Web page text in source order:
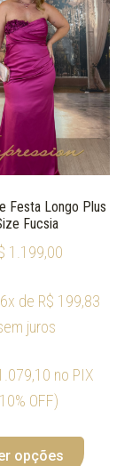
Festa Longo Plus
Fucsia
1.199,00
de R$ 199,83
juros
no PIX
OFF)
opções